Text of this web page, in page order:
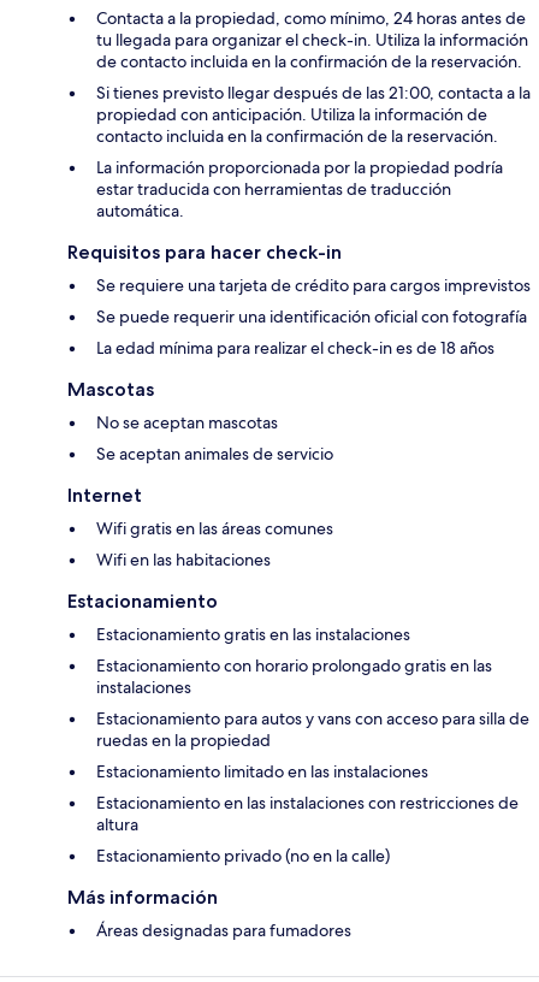
Contacta a la propiedad, como mínimo, 24 horas antes de
tu llegada para organizar el check-in. Utiliza la información
de contacto incluida en la confirmación de la reservación.
Si tienes previsto llegar después de las 21:00, contacta a la
propiedad con anticipación. Utiliza la información de
contacto incluida en la confirmación de la reservación.
La información proporcionada por la propiedad podría
estar traducida con herramientas de traducción
automática.
Requisitos para hacer check-in
Se requiere una tarjeta de crédito para cargos imprevistos
Se puede requerir una identificación oficial con fotografía
La edad mínima para realizar el check-in es de 18 años
Mascotas
No se aceptan mascotas
Se aceptan animales de servicio
Internet
Wifi gratis en las áreas comunes
Wifi en las habitaciones
Estacionamiento
Estacionamiento gratis en las instalaciones
Estacionamiento con horario prolongado gratis en las
instalaciones
Estacionamiento para autos y vans con acceso para silla de
ruedas en la propiedad
Estacionamiento limitado en las instalaciones
Estacionamiento en las instalaciones con restricciones de
altura
Estacionamiento privado (no en la calle)
Más información
Áreas designadas para fumadores